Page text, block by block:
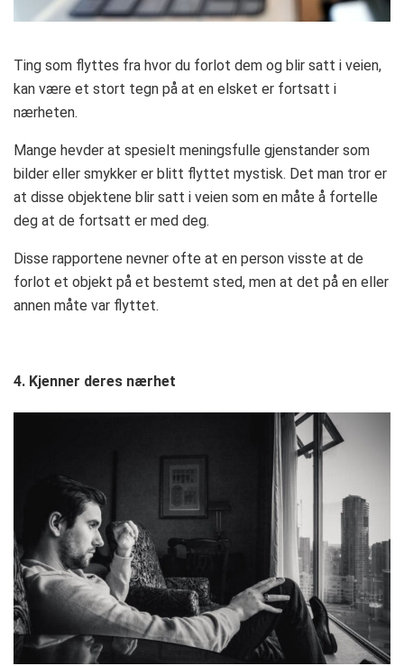
Ting som flyttes fra hvor du forlot dem og blir satt i veien,
kan være et stort tegn på at en elsket er fortsatt i
nærheten.
Mange hevder at spesielt meningsfulle gjenstander som
bilder eller smykker er blitt flyttet mystisk. Det man tror er
at disse objektene blir satt i veien som en måte å fortelle
deg at de fortsatt er med deg.
Disse rapportene nevner ofte at en person visste at de
forlot et objekt på et bestemt sted, men at det på en eller
annen måte var flyttet.
4. Kjenner deres nærhet